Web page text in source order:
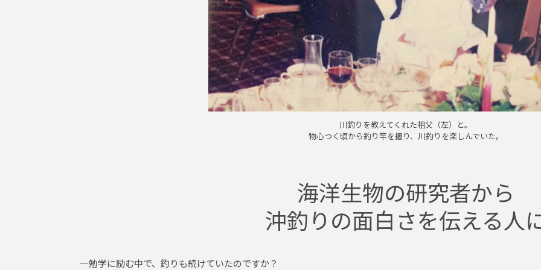
川釣りを教えてくれた祖父（左）と。
物心つく頃から釣り竿を握り、川釣りを楽しんでいた。
海洋生物の研究者から
沖釣りの面白さを伝える人
―勉学に励む中で、釣りも続けていたのですか？